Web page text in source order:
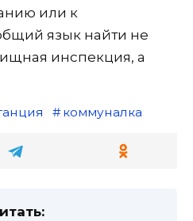
или к
язык найти не
инспекция, а
коммуналка